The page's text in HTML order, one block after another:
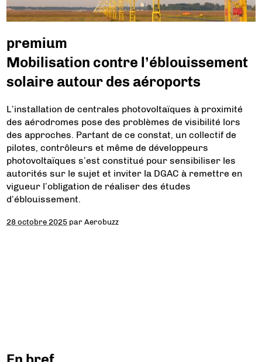
premium
Mobilisation contre l’éblouissement
solaire autour des aéroports
L’installation de centrales photovoltaïques à proximité
des aérodromes pose des problèmes de visibilité lors
des approches. Partant de ce constat, un collectif de
pilotes, contrôleurs et même de développeurs
photovoltaïques s’est constitué pour sensibiliser les
autorités sur le sujet et inviter la DGAC à remettre en
vigueur l’obligation de réaliser des études
d’éblouissement.
28 octobre 2025 parAerobuzz